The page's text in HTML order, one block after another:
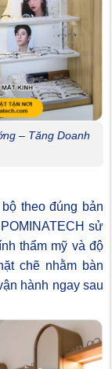
– Tăng Doanh
theo đúng bản
sử
thẩm mỹ và độ
chẽ nhằm bàn
hành ngay sau